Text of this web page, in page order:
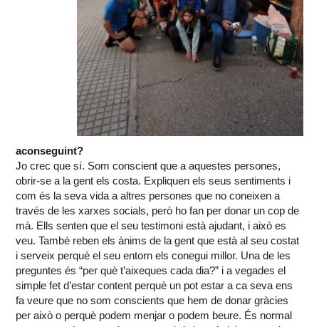
aconseguint?
Jo crec que sí. Som conscient que a aquestes persones,
obrir-se a la gent els costa. Expliquen els seus sentiments i
com és la seva vida a altres persones que no coneixen a
través de les xarxes socials, però ho fan per donar un cop de
mà. Ells senten que el seu testimoni està ajudant, i això es
veu. També reben els ànims de la gent que està al seu costat
i serveix perquè el seu entorn els conegui millor. Una de les
preguntes és “per què t’aixeques cada dia?” i a vegades el
simple fet d’estar content perquè un pot estar a ca seva ens
fa veure que no som conscients que hem de donar gràcies
per això o perquè podem menjar o podem beure. És normal